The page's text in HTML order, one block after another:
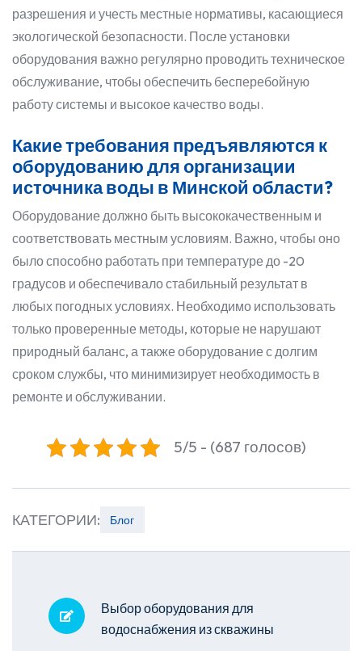
разрешения и учесть местные нормативы, касающиеся
экологической безопасности. После установки
оборудования важно регулярно проводить техническое
обслуживание, чтобы обеспечить бесперебойную
работу системы и высокое качество воды.
Какие требования предъявляются к
оборудованию для организации
источника воды в Минской области?
Оборудование должно быть высококачественным и
соответствовать местным условиям. Важно, чтобы оно
было способно работать при температуре до -20
градусов и обеспечивало стабильный результат в
любых погодных условиях. Необходимо использовать
только проверенные методы, которые не нарушают
природный баланс, а также оборудование с долгим
сроком службы, что минимизирует необходимость в
ремонте и обслуживании.
5/5 - (687 голосов)
КАТЕГОРИИ: Блог
Выбор оборудования для
водоснабжения из скважины